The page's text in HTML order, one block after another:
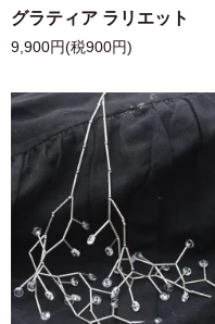
グラティア ラリエット
9,900円(税900円)